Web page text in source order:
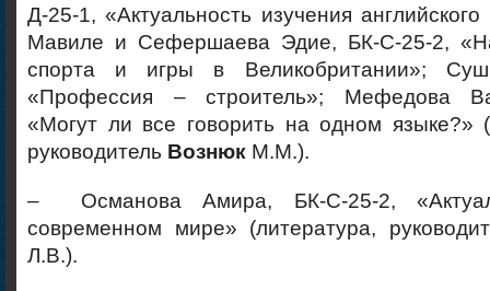
Д-25-1, «Актуальность изучения
Мавиле и Сефершаева Эдие, БК-С-25-2,
спорта и игры в Великобритании»;
«Профессия – строитель»; Мефедова
«Могут ли все говорить на одном языке?»
руководитель Вознюк М.М.).
– Османова Амира, БК-С-25-2,
современном мире» (литература,
Л.В.).